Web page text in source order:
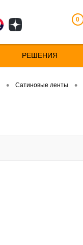
0
РЕШЕНИЯ
• Сатиновые ленты •